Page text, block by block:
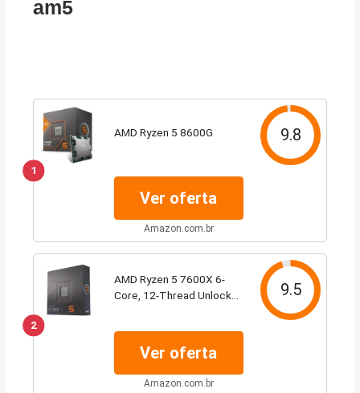
am5
1
AMD Ryzen 5 8600G 9.8
Ver oferta
Amazon.com.br
2
AMD Ryzen 5 7600X 6-
Core, 12-Thread Unlocked
9.5
Ver oferta
Amazon.com.br